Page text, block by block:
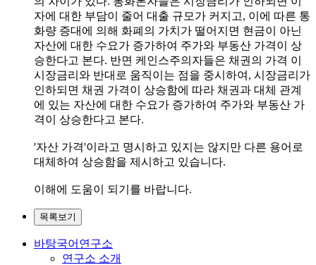
자에 대한 부담이 줄어 대출 규모가 커지고, 이에 따른 통
화량 증대에 의해 화폐의 가치가 떨어지면 현금이 아닌
자산에 대한 수요가 증가하여 주가와 부동산 가격이 상
승한다고 본다. 반면 케인스주의자들은 채권의 가격 이
시장금리와 반대로 움직이는 점을 중시하여, 시장금리가
인하되면 채권 가격이 상승함에 따라 채권과 대체 관계
에 있는 자산에 대한 수요가 증가하여 주가와 부동산 가
격이 상승한다고 본다.
'자산 가격'이라고 명시하고 있지는 않지만 다른 용어로
대체하여 상승함을 제시하고 있습니다.
이해에 도움이 되기를 바랍니다.
목록보기
바탕국어연구소
연구소 소개